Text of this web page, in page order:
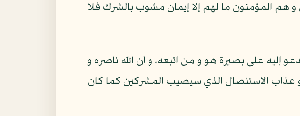
هم المؤمنون ما لهم إلا إيمان مشوب بالشرك فلا
إليه على بصيرة هو و من اتبعه، و أن الله ناصره و
عذاب الاستئصال الذي سيصيب المشركين كما كان